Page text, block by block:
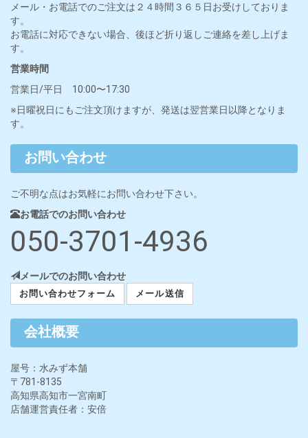
メール・お電話でのご注文は２４時間３６５日お受けしておりま
す。
お電話に対応できない場合、後ほど折り返しご連絡を差し上げま
す。
営業時間
営業日/平日 10:00〜17:30
※日曜祝日にもご注文頂けますが、発送は翌営業日以降となりま
す。
お問い合わせ
ご不明な点はお気軽にお問い合わせ下さい。
お電話でのお問い合わせ
050-3701-4936
メールでのお問い合わせ
お問い合わせフォーム メール送信
会社概要
屋号：水みず本舗
〒781-8135
高知県高知市一宮南町
店舗運営責任者：安倍